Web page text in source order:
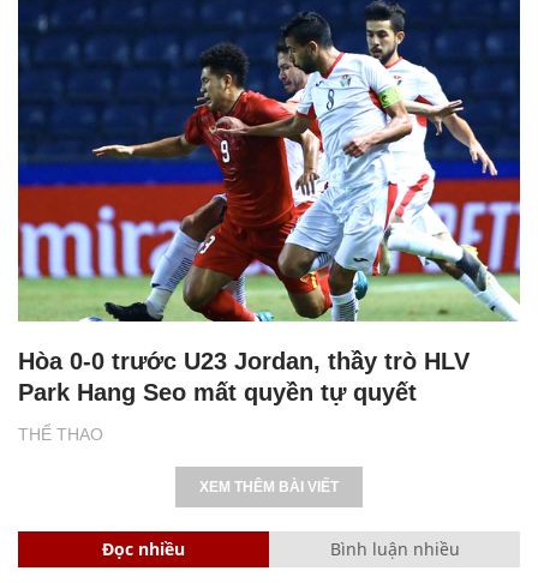
THỂ THAO
Hòa 0-0 trước U23 Jordan, thầy trò HLV
Park Hang Seo mất quyền tự quyết
XEM THÊM BÀI VIẾT
Đọc nhiều Bình luận nhiều